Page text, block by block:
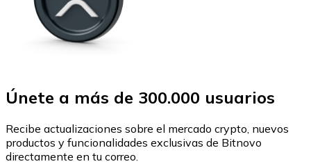
Únete a más de 300.000 usuarios
Recibe actualizaciones sobre el mercado crypto, nuevos
productos y funcionalidades exclusivas de Bitnovo
directamente en tu correo.